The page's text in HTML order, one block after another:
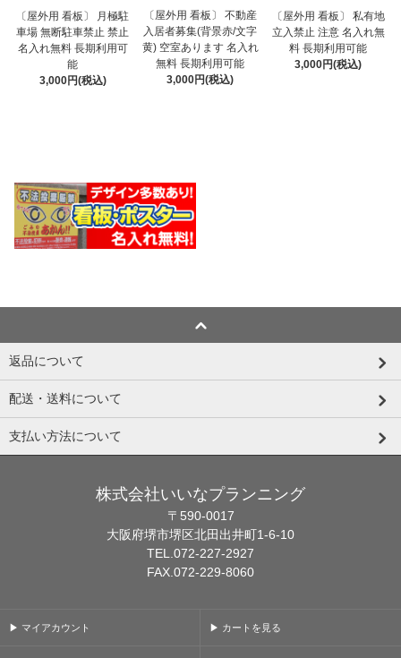
〔屋外用 看板〕 月極駐
車場 無断駐車禁止 禁止
名入れ無料 長期利用可
能
3,000円(税込)
〔屋外用 看板〕 不動産
入居者募集(背景赤/文字
黄) 空室あります 名入れ
無料 長期利用可能
3,000円(税込)
〔屋外用 看板〕 私有地
立入禁止 注意 名入れ無
料 長期利用可能
3,000円(税込)
返品について
配送・送料について
支払い方法について
株式会社いいなプランニング
〒590-0017
大阪府堺市堺区北田出井町1-6-10
TEL.072-227-2927
FAX.072-229-8060
▶ マイアカウント ▶ カートを見る